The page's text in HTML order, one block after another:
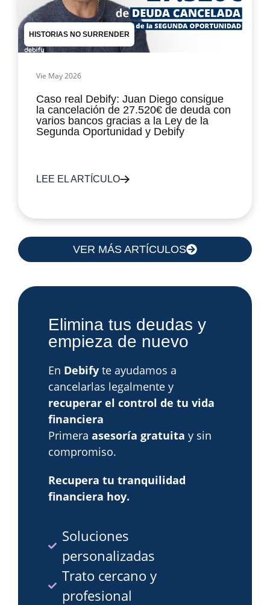
HISTORIAS NO SURRENDER
Vie May 2026
Caso real Debify: Juan Diego consigue
la cancelación de 27.520€ de deuda con
varios bancos gracias a la Ley de la
Segunda Oportunidad y Debify
LEE EL ARTÍCULO
VER MÁS ARTÍCULOS
Elimina tus deudas y
empieza de nuevo
En Debify te ayudamos a
cancelarlas legalmente y
recuperar el control de tu vida
financiera
Primera asesoría gratuita y sin
compromiso.
Recupera tu tranquilidad
financiera hoy.
Soluciones
personalizadas
Trato cercano y
profesional